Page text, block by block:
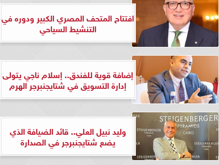
افتتاح المتحف المصري الكبير ودوره في
التنشيط السياحي
إضافة قوية للفندق.. إسلام ناجي يتولى
إدارة التسويق في شتايجنبرجر الهرم
وليد نبيل العلي.. قائد الضيافة الذي
يضع شتايجنبرجر في الصدارة